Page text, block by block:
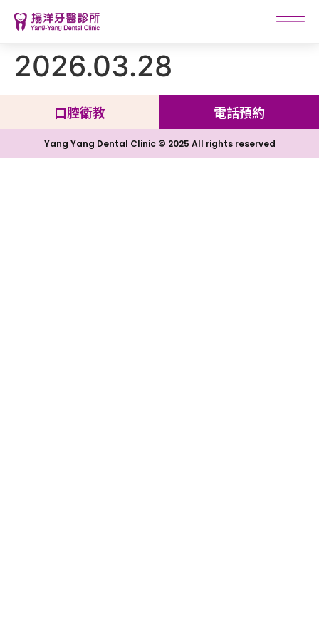
2026.03.28
口腔衛教 電話預約
Yang Yang Dental Clinic © 2025 All rights reserved